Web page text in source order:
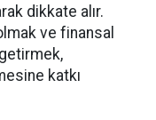
dikkate alır.
ve finansal
katkı